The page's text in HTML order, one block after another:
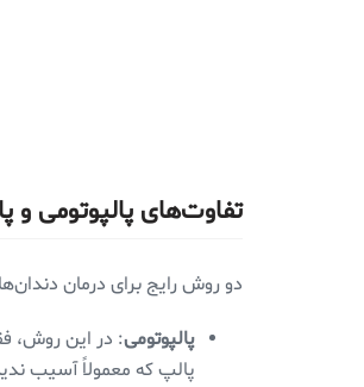
تفاوت‌های پالپوتومی و
دو روش رایج برای درمان
پالپوتومی: در این روش،
پالپ که معمولاً آسیب